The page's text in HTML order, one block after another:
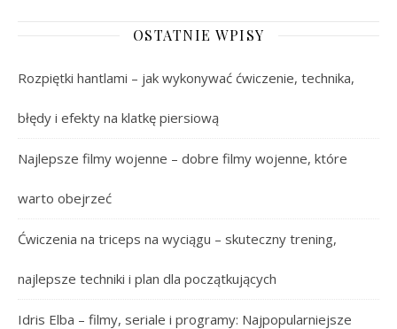
OSTATNIE WPISY
Rozpiętki hantlami – jak wykonywać ćwiczenie, technika,
błędy i efekty na klatkę piersiową
Najlepsze filmy wojenne – dobre filmy wojenne, które
warto obejrzeć
Ćwiczenia na triceps na wyciągu – skuteczny trening,
najlepsze techniki i plan dla początkujących
Idris Elba – filmy, seriale i programy: Najpopularniejsze